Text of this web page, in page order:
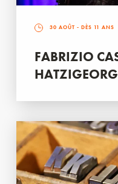
30 AOÛT - DÈS 11 ANS
FABRIZIO